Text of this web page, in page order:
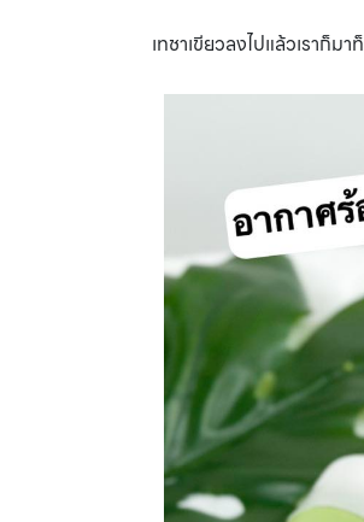
เทชาเขียวลงไปแล้วเราก็